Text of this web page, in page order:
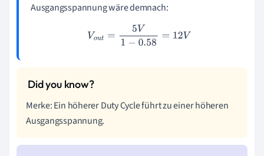
Ausgangsspannung wäre demnach:
V ou t=5V1−0.58 =12 V
Merke: Ein höherer Duty Cycle führt zu einer höheren
Ausgangsspannung.